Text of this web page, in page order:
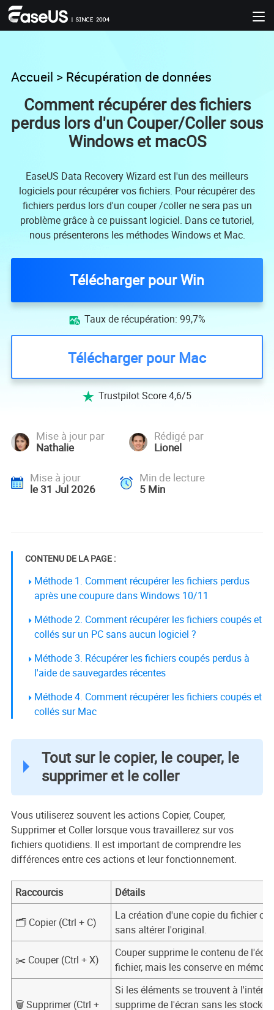
Accueil > Récupération de données
Comment récupérer des fichiers
perdus lors d'un Couper/Coller sous
Windows et macOS
EaseUS Data Recovery Wizard est l'un des meilleurs
logiciels pour récupérer vos fichiers. Pour récupérer des
fichiers perdus lors d'un couper /coller ne sera pas un
problème grâce à ce puissant logiciel. Dans ce tutoriel,
nous présenterons les méthodes Windows et Mac.
Télécharger pour Win
 Taux de récupération: 99,7%
Télécharger pour Mac
 Trustpilot Score 4,6/5
Mise à jour par
Nathalie
Rédigé par
Lionel
Mise à jour
le 31 Jul 2026
Min de lecture
5Min
CONTENU DE LA PAGE :
Méthode 1. Comment récupérer les fichiers perdus
après une coupure dans Windows 10/11
Méthode 2. Comment récupérer les fichiers coupés et
collés sur un PC sans aucun logiciel ?
Méthode 3. Récupérer les fichiers coupés perdus à
l'aide de sauvegardes récentes
Méthode 4. Comment récupérer les fichiers coupés et
collés sur Mac
Tout sur le copier, le couper, le
supprimer et le coller
Vous utiliserez souvent les actions Copier, Couper,
Supprimer et Coller lorsque vous travaillerez sur vos
fichiers quotidiens. Il est important de comprendre les
différences entre ces actions et leur fonctionnement.
Raccourcis Détails
🗂️ Copier (Ctrl + C)
La création d'une copie du fichier
sans altérer l'original.
✂️ Couper (Ctrl + X)
Couper supprime le contenu de
fichier, mais les conserve en
🗑️ Supprimer (Ctrl +
Si les éléments se trouvent à
supprime de l'écran sans les